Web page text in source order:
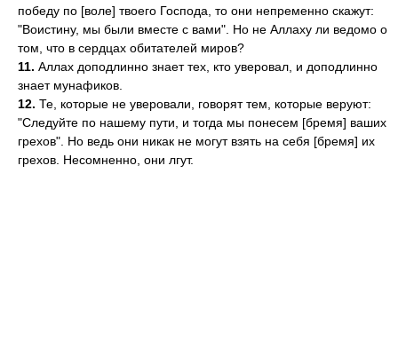
победу по [воле] твоего Господа, то они непременно скажут:
"Воистину, мы были вместе с вами". Но не Аллаху ли ведомо о
том, что в сердцах обитателей миров?
11. Аллах доподлинно знает тех, кто уверовал, и доподлинно
знает мунафиков.
12. Те, которые не уверовали, говорят тем, которые веруют:
"Следуйте по нашему пути, и тогда мы понесем [бремя] ваших
грехов". Но ведь они никак не могут взять на себя [бремя] их
грехов. Несомненно, они лгут.